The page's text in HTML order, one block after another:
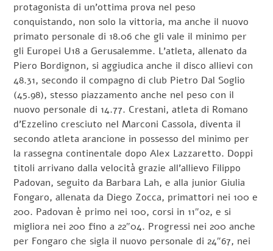
protagonista di un’ottima prova nel peso
conquistando, non solo la vittoria, ma anche il nuovo
primato personale di 18.06 che gli vale il minimo per
gli Europei U18 a Gerusalemme. L’atleta, allenato da
Piero Bordignon, si aggiudica anche il disco allievi con
48.31, secondo il compagno di club Pietro Dal Soglio
(45.98), stesso piazzamento anche nel peso con il
nuovo personale di 14.77. Crestani, atleta di Romano
d’Ezzelino cresciuto nel Marconi Cassola, diventa il
secondo atleta arancione in possesso del minimo per
la rassegna continentale dopo Alex Lazzaretto. Doppi
titoli arrivano dalla velocità grazie all’allievo Filippo
Padovan, seguito da Barbara Lah, e alla junior Giulia
Fongaro, allenata da Diego Zocca, primattori nei 100 e
200. Padovan è primo nei 100, corsi in 11″02, e si
migliora nei 200 fino a 22″04. Progressi nei 200 anche
per Fongaro che sigla il nuovo personale di 24″67, nei